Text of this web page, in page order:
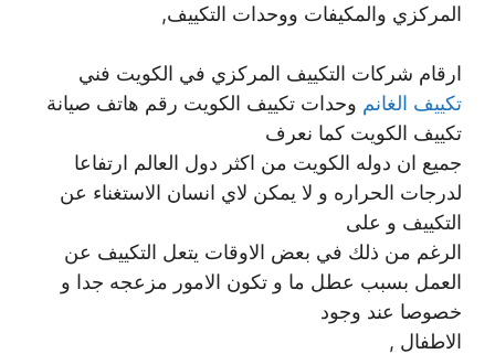
المركزي والمكيفات ووحدات التكييف,
ارقام شركات التكييف المركزي في الكويت فني
تكييف الغانم وحدات تكييف الكويت رقم هاتف صيانة
تكييف الكويت كما نعرف
جميع ان دوله الكويت من اكثر دول العالم ارتفاعا
لدرجات الحراره و لا يمكن لاي انسان الاستغناء عن
التكييف و على
الرغم من ذلك في بعض الاوقات يتعل التكييف عن
العمل بسبب عطل ما و تكون الامور مزعجه جدا و
خصوصا عند وجود
الاطفال ,